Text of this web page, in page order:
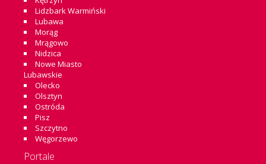
Lidzbark Warmiński
Lubawa
Morąg
Mrągowo
Nidzica
Nowe Miasto
Lubawskie
Olecko
Olsztyn
Ostróda
Pisz
Szczytno
Węgorzewo
Portale